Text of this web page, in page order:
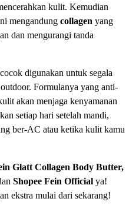
kulit. Kemudian
mengandungcollagenyang
dan mengurangi tanda
cocok digunakan untuk segala
Formulanya yang anti-
akan menjaga kenyamanan
setiap hari setelah mandi,
ber-AC atau ketika kulit kamu
Glatt Collagen Body Butter,
ShopeeFein Official ya!
ekstra mulai dari sekarang!